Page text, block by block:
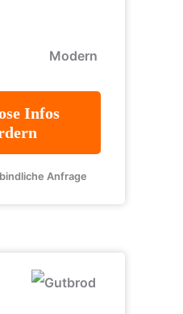
Modern
Infos
Anfrage